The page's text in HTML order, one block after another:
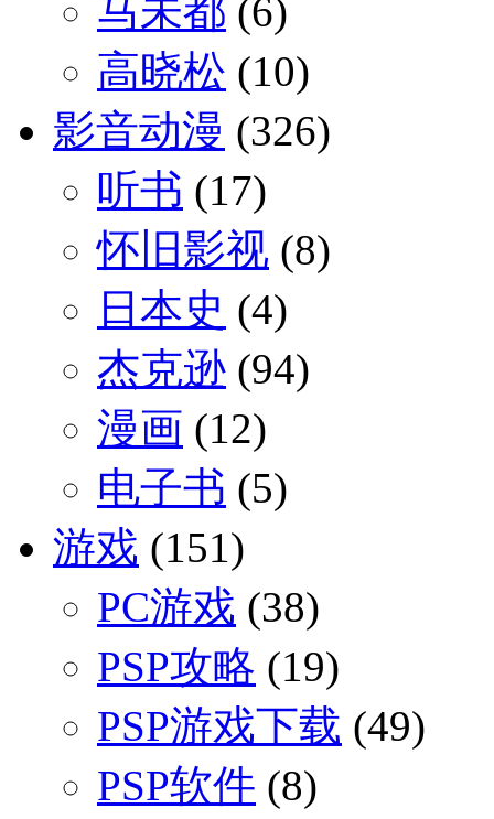
马未都 (6)
高晓松 (10)
影音动漫 (326)
听书 (17)
怀旧影视 (8)
日本史 (4)
杰克逊 (94)
漫画 (12)
电子书 (5)
游戏 (151)
PC游戏 (38)
PSP攻略 (19)
PSP游戏下载 (49)
PSP软件 (8)